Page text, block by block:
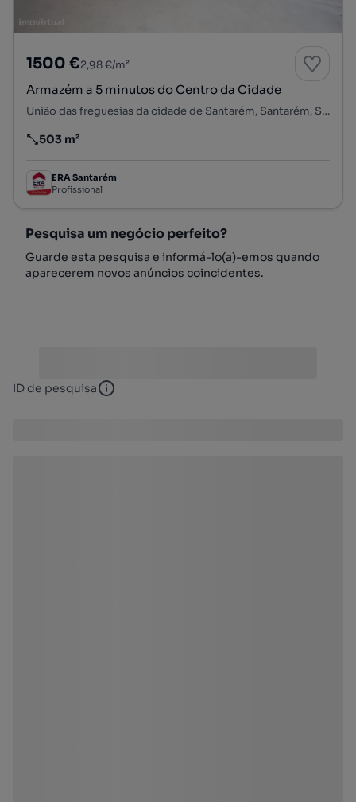
1500 €2,98 €/m²
Armazém a 5 minutos do Centro da Cidade
União das freguesias da cidade de Santarém, Santarém, Santarém
Preço por metro quadrado
503 m²
ERA Santarém
Profissional
Pesquisa um negócio perfeito?
Guarde esta pesquisa e informá-lo(a)-emos quando
aparecerem novos anúncios coincidentes.
ID de pesquisa ID de pesquisa